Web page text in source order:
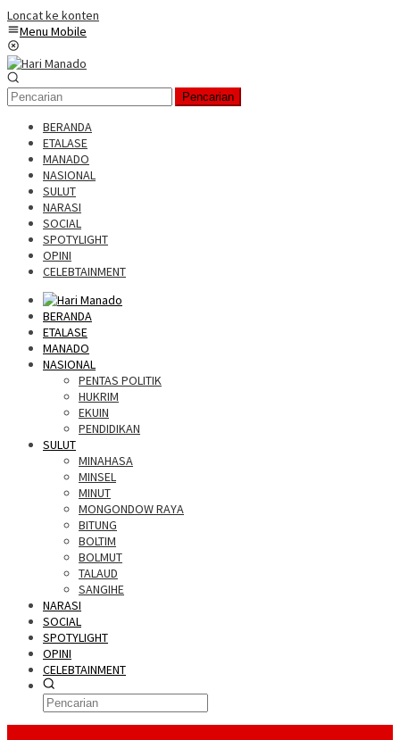
Loncat ke konten
Menu Mobile
Pencarian
BERANDA
ETALASE
MANADO
NASIONAL
SULUT
NARASI
SOCIAL
SPOTYLIGHT
OPINI
CELEBTAINMENT
BERANDA
ETALASE
MANADO
NASIONAL
PENTAS POLITIK
HUKRIM
EKUIN
PENDIDIKAN
SULUT
MINAHASA
MINSEL
MINUT
MONGONDOW RAYA
BITUNG
BOLTIM
BOLMUT
TALAUD
SANGIHE
NARASI
SOCIAL
SPOTYLIGHT
OPINI
CELEBTAINMENT